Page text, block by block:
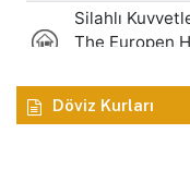
Döviz Kurları